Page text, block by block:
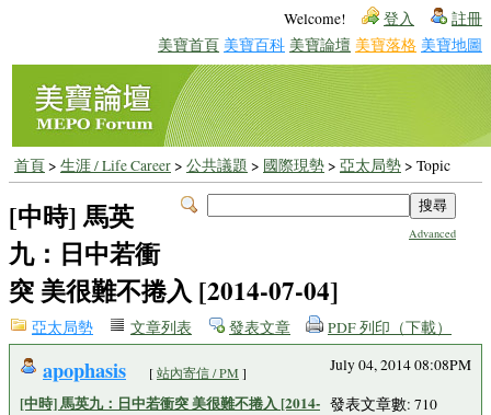
Welcome! 登入 註冊
美寶首頁 美寶百科 美寶論壇 美寶落格 美寶地圖
首頁> 生涯 / Life Career> 公共議題 > 國際現勢> 亞太局勢> Topic
Advanced
[中時] 馬英
九：日中若衝
突 美很難不捲入 [2014-07-04]
亞太局勢 文章列表 發表文章 PDF 列印（下載）
apophasis [站內寄信 / PM ]
[中時] 馬英九：日中若衝突 美很難不捲入 [2014-
July 04, 2014 08:08PM
發表文章數: 710